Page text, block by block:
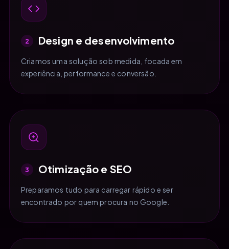
2 Design e desenvolvimento
Criamos uma solução sob medida, focada em
experiência, performance e conversão.
3 Otimização e SEO
Preparamos tudo para carregar rápido e ser
encontrado por quem procura no Google.